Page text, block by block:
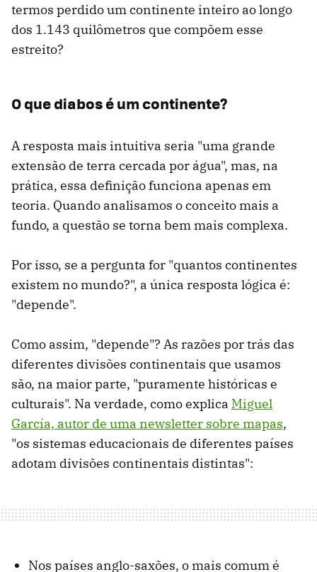
termos perdido um continente inteiro ao longo
dos 1.143 quilômetros que compõem esse
estreito?
O que diabos é um continente?
A resposta mais intuitiva seria "uma grande
extensão de terra cercada por água", mas, na
prática, essa definição funciona apenas em
teoria. Quando analisamos o conceito mais a
fundo, a questão se torna bem mais complexa.
Por isso, se a pergunta for "quantos continentes
existem no mundo?", a única resposta lógica é:
"depende".
Como assim, "depende"? As razões por trás das
diferentes divisões continentais que usamos
são, na maior parte, "puramente históricas e
culturais". Na verdade, como explica Miguel
García, autor de uma newsletter sobre mapas,
"os sistemas educacionais de diferentes países
adotam divisões continentais distintas":
Nos países anglo-saxões, o mais comum é